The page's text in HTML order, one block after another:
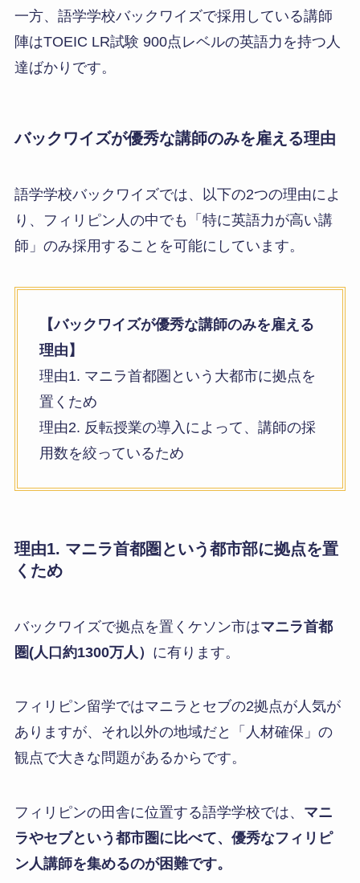
一方、語学学校バックワイズで採用している講師
陣はTOEIC LR試験 900点レベルの英語力を持つ人
達ばかりです。
バックワイズが優秀な講師のみを雇える理由
語学学校バックワイズでは、以下の2つの理由によ
り、フィリピン人の中でも「特に英語力が高い講
師」のみ採用することを可能にしています。
【バックワイズが優秀な講師のみを雇える
理由】
理由1. マニラ首都圏という大都市に拠点を
置くため
理由2. 反転授業の導入によって、講師の採
用数を絞っているため
理由1. マニラ首都圏という都市部に拠点を置
くため
バックワイズで拠点を置くケソン市はマニラ首都
圏(人口約1300万人） に有ります。
フィリピン留学ではマニラとセブの2拠点が人気が
ありますが、それ以外の地域だと「人材確保」の
観点で大きな問題があるからです。
フィリピンの田舎に位置する語学学校では、 マニ
ラやセブという都市圏に比べて、優秀なフィリピ
ン人講師を集めるのが困難です。